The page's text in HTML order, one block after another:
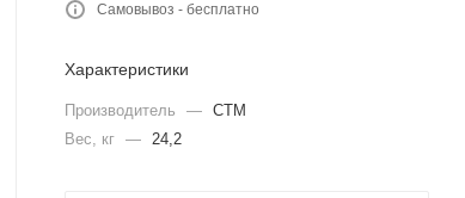
Самовывоз - бесплатно
Характеристики
Производитель — СТМ
Вес, кг — 24,2